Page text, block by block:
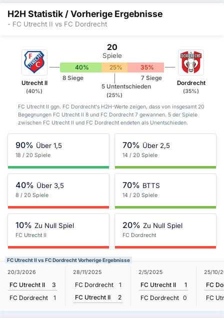
H2H Statistik / Vorherige Ergebnisse
- FC Utrecht II vs FC Dordrecht
Utrecht II
(40%)
20
Spiele
40% 25% 35%
8 Siege
5 Untentschieden
(25%)
7 Siege
Dordrecht
(35%)
FC Utrecht II ggn. FC Dordrecht's H2H-Werte zeigen, dass von insgesamt 20
Begegnungen FC Utrecht II 8 und FC Dordrecht 7 gewannen. 5 der Spiele
zwischen FC Utrecht II und FC Dordrecht endeten als Unentschieden.
90% Über 1,5
18 / 20 Spiele
70% Über 2,5
14 / 20 Spiele
40% Über 3,5
8 / 20 Spiele
70% BTTS
14 / 20 Spiele
10% Zu Null Spiel
FC Utrecht II
20% Zu Null Spiel
FC Dordrecht
FC Utrecht II vs FC Dordrecht Vorherige Ergebnisse
20/3/2026
FC Utrecht II
3
FC Dordrecht
1
28/11/2025
FC Dordrecht
1
FC Utrecht II
2
2/5/2025
FC Utrecht II
1
FC Dordrecht 0
25/10/
FC
FC